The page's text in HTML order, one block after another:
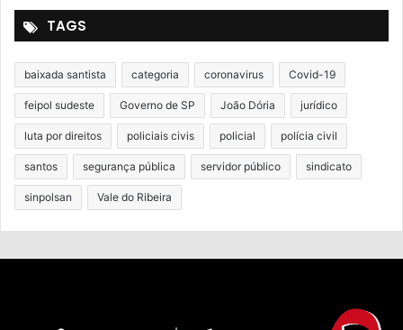
TAGS
baixada santista categoria coronavirus Covid-19
feipol sudeste Governo de SP João Dória jurídico
luta por direitos policiais civis policial polícia civil
santos segurança pública servidor público sindicato
sinpolsan Vale do Ribeira